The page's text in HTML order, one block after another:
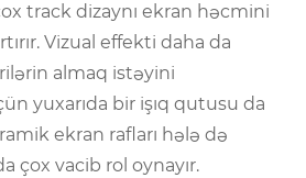
track dizaynı ekran həcmini
Vizual effekti daha da
almaq istəyini
yuxarıda bir işıq qutusu da
ekran rafları hələ də
çox vacib rol oynayır.